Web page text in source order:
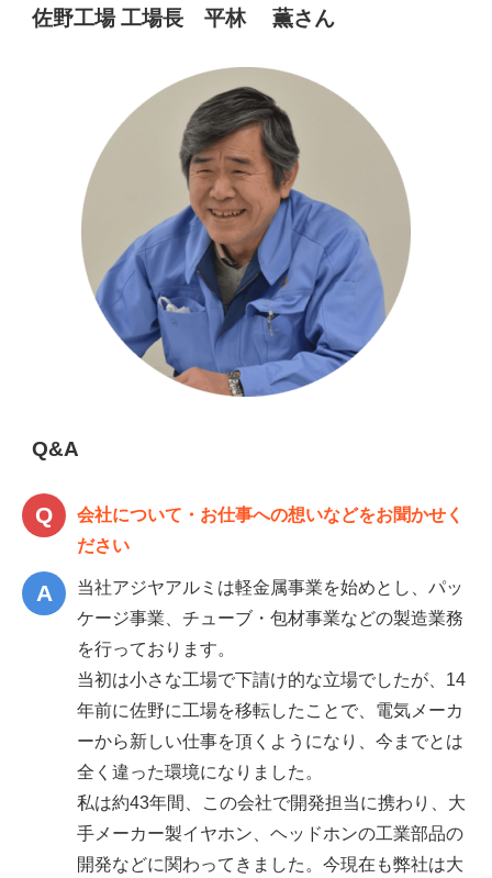
佐野工場 工場長 平林 薫さん
Q&A
会社について・お仕事への想いなどをお聞かせく
ださい
当社アジヤアルミは軽金属事業を始めとし、パッ
ケージ事業、チューブ・包材事業などの製造業務
を行っております。
当初は小さな工場で下請け的な立場でしたが、14
年前に佐野に工場を移転したことで、電気メーカ
ーから新しい仕事を頂くようになり、今までとは
全く違った環境になりました。
私は約43年間、この会社で開発担当に携わり、大
手メーカー製イヤホン、ヘッドホンの工業部品の
開発などに関わってきました。今現在も弊社は大